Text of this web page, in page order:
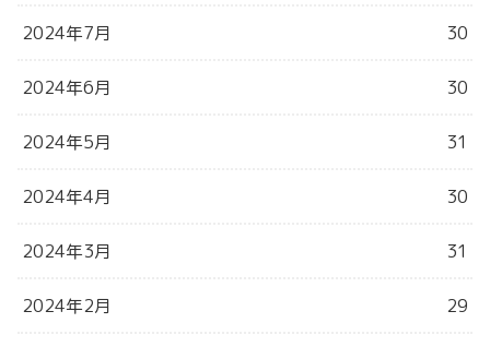
2024年7月 30
2024年6月 30
2024年5月 31
2024年4月 30
2024年3月 31
2024年2月 29